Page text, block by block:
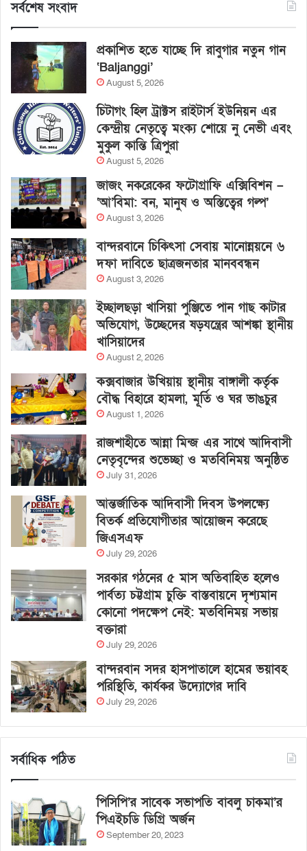
সর্বশেষ সংবাদ
প্রকাশিত হতে যাচ্ছে দি রাবুগার নতুন গান
‘Baljanggi’
August 5, 2026
চিটাগং হিল ট্রাক্টস রাইটার্স ইউনিয়ন এর
কেন্দ্রীয় নেতৃত্বে মংক্য শোয়ে নু নেভী এবং
মুকুল কান্তি ত্রিপুরা
August 5, 2026
জাজং নকরেকের ফটোগ্রাফি এক্সিবিশন –
‘আ’বিমা: বন, মানুষ ও অস্তিত্বের গল্প’
August 3, 2026
বান্দরবানে চিকিৎসা সেবায় মানোন্নয়নে ৬
দফা দাবিতে ছাত্রজনতার মানববন্ধন
August 3, 2026
ইচ্ছালছড়া খাসিয়া পুঞ্জিতে পান গাছ কাটার
অভিযোগ, উচ্ছেদের ষড়যন্ত্রের আশঙ্কা স্থানীয়
খাসিয়াদের
August 2, 2026
কক্সবাজার উখিয়ায় স্থানীয় বাঙ্গালী কর্তৃক
বৌদ্ধ বিহারে হামলা, মূর্তি ও ঘর ভাঙচুর
August 1, 2026
রাজশাহীতে আন্না মিন্জ এর সাথে আদিবাসী
নেতৃবৃন্দের শুভেচ্ছা ও মতবিনিময় অনুষ্ঠিত
July 31, 2026
আন্তর্জাতিক আদিবাসী দিবস উপলক্ষ্যে
বিতর্ক প্রতিযোগীতার আয়োজন করেছে
জিএসএফ
July 29, 2026
সরকার গঠনের ৫ মাস অতিবাহিত হলেও
পার্বত্য চট্টগ্রাম চুক্তি বাস্তবায়নে দৃশ্যমান
কোনো পদক্ষেপ নেই: মতবিনিময় সভায়
বক্তারা
July 29, 2026
বান্দরবান সদর হাসপাতালে হামের ভয়াবহ
পরিস্থিতি, কার্যকর উদ্যোগের দাবি
July 29, 2026
সর্বাধিক পঠিত
পিসিপি’র সাবেক সভাপতি বাবলু চাকমা’র
পিএইচডি ডিগ্রি অর্জন
September 20, 2023